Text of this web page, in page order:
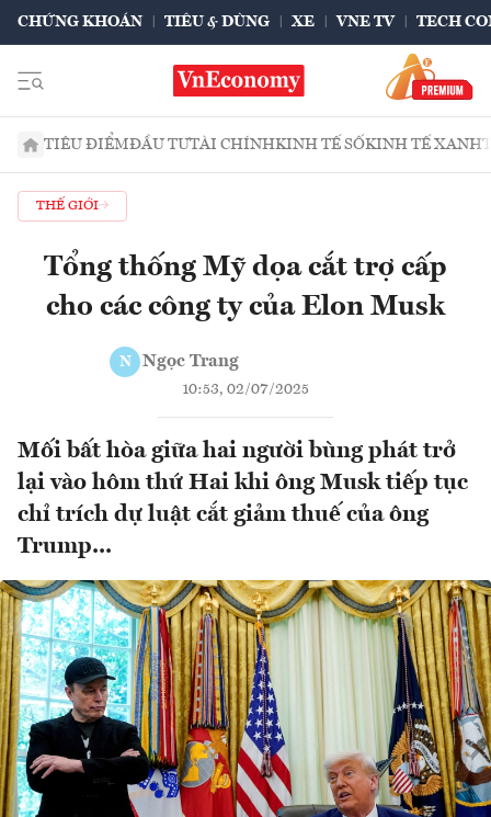
CHỨNG KHOÁN TIÊU & DÙNG XE VNE TV TECH
TIÊU ĐIỂMĐẦU TƯTÀI CHÍNHKINH TẾ SỐKINH TẾ XANH
THẾ GIỚI
Tổng thống Mỹ dọa cắt trợ cấp
cho các công ty của Elon Musk
N Ngọc Trang
10:53, 02/07/2025
Mối bất hòa giữa hai người bùng phát trở
lại vào hôm thứ Hai khi ông Musk tiếp tục
chỉ trích dự luật cắt giảm thuế của ông
Trump...